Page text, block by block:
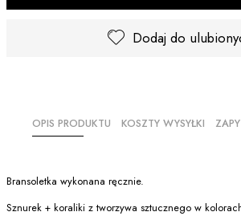
Dodaj do
OPIS PRODUKTU KOSZTY WYSYŁKI
Bransoletka wykonana ręcznie.
Sznurek + koraliki z tworzywa sztucznego w